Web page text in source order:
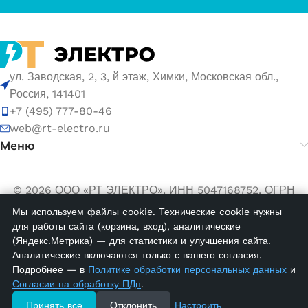
ул. Заводская, 2, 3, й этаж, Химки, Московская обл.,
Россия, 141401
+7 (495) 777-80-46
web@rt-electro.ru
Меню
© 2026 ООО «РТ ЭЛЕКТРО». ИНН 5047168752, ОГРН
1155047005145.
Политика обработки персональных данных
Согласие на обработку персональных данных
KCG 1;
Маркировка
кабеля
212520
Мы используем файлы cookie. Технические cookie нужны
для работы сайта (корзина, вход), аналитические
(Яндекс.Метрика) — для статистики и улучшения сайта.
Аналитические включаются только с вашего согласия.
Подробнее — в Политике обработки персональных данных и
Согласии на обработку ПДн.
Принять все
Отклонить Настроить